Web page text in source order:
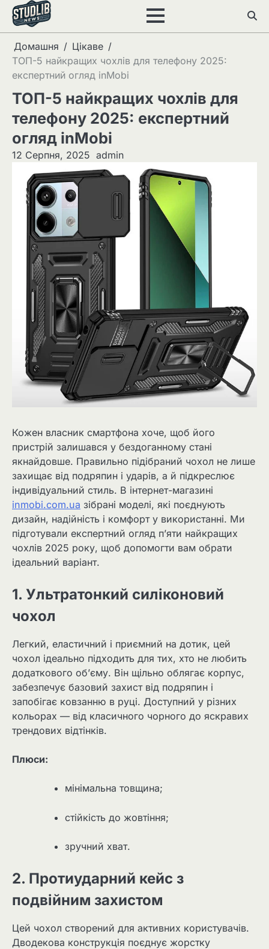
Перейти
вмісту
Домашня
Цікаве
ТОП-5 найкращих чохлів для телефону 2025:
експертний огляд inMobi
ТОП-5 найкращих чохлів для
телефону 2025: експертний
огляд inMobi
12 Серпня, 2025 admin
Кожен власник смартфона хоче, щоб його
пристрій залишався у бездоганному стані
якнайдовше. Правильно підібраний чохол не лише
захищає від подряпин і ударів, а й підкреслює
індивідуальний стиль. В інтернет-магазині
inmobi.com.ua зібрані моделі, які поєднують
дизайн, надійність і комфорт у використанні. Ми
підготували експертний огляд п’яти найкращих
чохлів 2025 року, щоб допомогти вам обрати
ідеальний варіант.
1. Ультратонкий силіконовий
чохол
Легкий, еластичний і приємний на дотик, цей
чохол ідеально підходить для тих, хто не любить
додаткового об’єму. Він щільно облягає корпус,
забезпечує базовий захист від подряпин і
запобігає ковзанню в руці. Доступний у різних
кольорах — від класичного чорного до яскравих
трендових відтінків.
Плюси:
мінімальна товщина;
стійкість до жовтіння;
зручний хват.
2. Протиударний кейс з
подвійним захистом
Цей чохол створений для активних користувачів.
Дводекова конструкція поєднує жорстку